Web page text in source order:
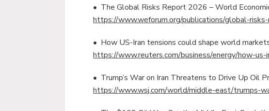
• The Global Risks Report 2026 – World
https://www.weforum.org/publications/global-
• How US-Iran tensions could shape world
https://www.reuters.com/business/energy/how-
• Trump’s War on Iran Threatens to Drive Up Oil
https://www.wsj.com/world/middle-east/trumps-